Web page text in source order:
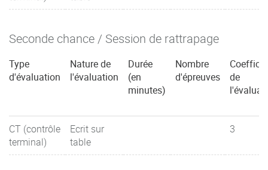
Seconde chance / Session de rattrapage
Type
d'évaluation
Nature de
l'évaluation
Durée
(en
minutes)
Nombre
d'épreuves
de
CT (contrôle
terminal)
Ecrit sur
table
3